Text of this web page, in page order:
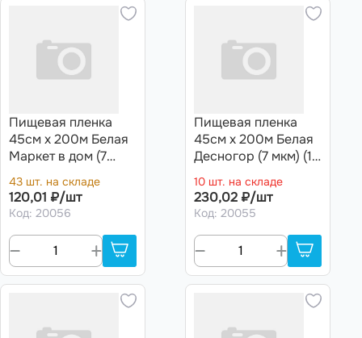
Пищевая пленка
45см х 200м Белая
Маркет в дом (7
43 шт. на складе
120,01 ₽/шт
Код: 20056
Пищевая пленка
45см х 200м Белая
Десногор (7 мкм) (10
10 шт. на складе
230,02 ₽/шт
Код: 20055